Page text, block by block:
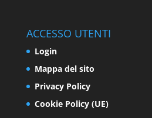
ACCESSO UTENTI
Login
Mappa del sito
Privacy Policy
Cookie Policy (UE)